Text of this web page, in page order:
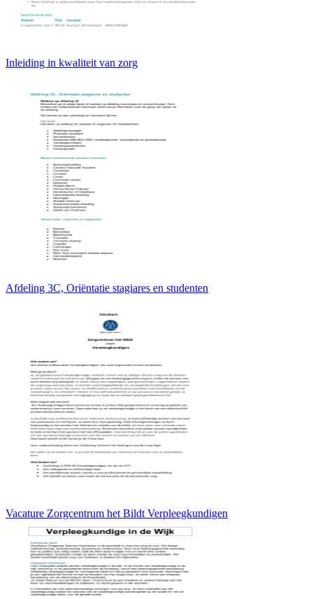
Inleiding in kwaliteit van zorg
Afdeling 3C, Oriëntatie stagiares en studenten
Vacature Zorgcentrum het Bildt Verpleegkundigen